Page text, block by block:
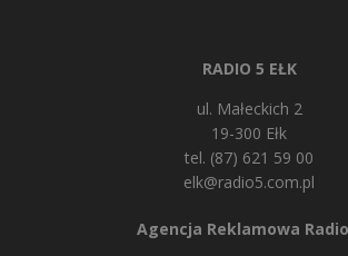
RADIO 5 EŁK
ul. Małeckich 2
19-300 Ełk
tel. (87) 621 59 00
elk@radio5.com.pl
Agencja Reklamowa